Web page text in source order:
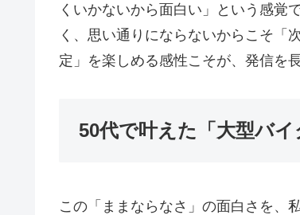
くいかないから面白い」という感覚
く、思い通りにならないからこそ「
定」を楽しめる感性こそが、発信を
50代で叶えた「大型バ
この「ままならなさ」の面白さを、